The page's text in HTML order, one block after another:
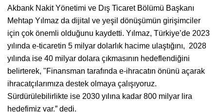
Akbank Nakit Yönetimi ve Dış Ticaret Bölümü Başkanı
Mehtap Yılmaz da dijital ve yeşil dönüşümün girişimciler
için çok önemli olduğunu kaydetti. Yılmaz, Türkiye’de 2023
yılında e-ticaretin 5 milyar dolarlık hacime ulaştığını, 2028
yılında ise 40 milyar dolara çıkmasının hedeflendiğini
belirterek, "Finansman tarafında e-ihracatın önünü açarak
ihracatçılarımıza destek olmaya çalışıyoruz.
Sürdürülebilirlikte ise 2030 yılına kadar 800 milyar lira
hedefimiz var.” dedi.